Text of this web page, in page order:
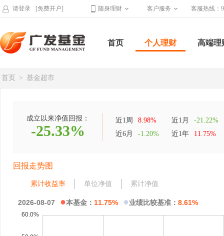
请登录 [免费开户] 随身理财 客户服务 客服热线：
首页 个人理财 高端理
首页 > 基金超市
成立以来净值回报：
-25.33%
近1周 8.98% 近1月
-21.22%
近6月
-1.20% 近1年 11.75%
回报走势图
累计收益率 单位净值 累计净值
2026-08-07 ●本基金： 11.75% ●业绩比较基准： 8.61%